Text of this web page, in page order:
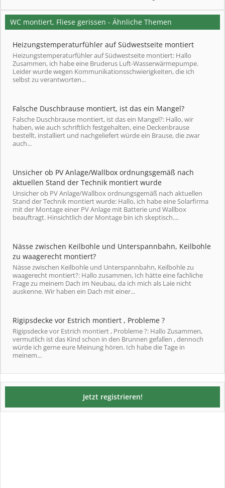
WC montiert, Fliese gerissen - Ähnliche Themen
Heizungstemperaturfühler auf Südwestseite montiert
Heizungstemperaturfühler auf Südwestseite montiert: Hallo
Zusammen, ich habe eine Bruderus Luft-Wasserwärmepumpe.
Leider wurde wegen Kommunikationsschwierigkeiten, die ich
selbst zu verantworten...
Falsche Duschbrause montiert, ist das ein Mangel?
Falsche Duschbrause montiert, ist das ein Mangel?: Hallo, wir
haben, wie auch schriftlich festgehalten, eine Deckenbrause
bestellt, installiert und nachgeliefert würde ein Brause, die zwar
auch...
Unsicher ob PV Anlage/Wallbox ordnungsgemäß nach
aktuellen Stand der Technik montiert wurde
Unsicher ob PV Anlage/Wallbox ordnungsgemäß nach aktuellen
Stand der Technik montiert wurde: Hallo, ich habe eine Solarfirma
mit der Montage einer PV Anlage mit Batterie und Wallbox
beauftragt. Hinsichtlich der Montage bin ich skeptisch....
Nässe zwischen Keilbohle und Unterspannbahn, Keilbohle
zu waagerecht montiert?
Nässe zwischen Keilbohle und Unterspannbahn, Keilbohle zu
waagerecht montiert?: Hallo zusammen, Ich hätte eine fachliche
Frage zu meinem Dach im Neubau, da ich mich als Laie nicht
auskenne. Wir haben ein Dach mit einer...
Rigipsdecke vor Estrich montiert , Probleme ?
Rigipsdecke vor Estrich montiert , Probleme ?: Hallo Zusammen,
vermutlich ist das Kind schon in den Brunnen gefallen , dennoch
würde ich gerne eure Meinung hören. Ich habe die Tage in
meinem...
Jetzt registrieren!